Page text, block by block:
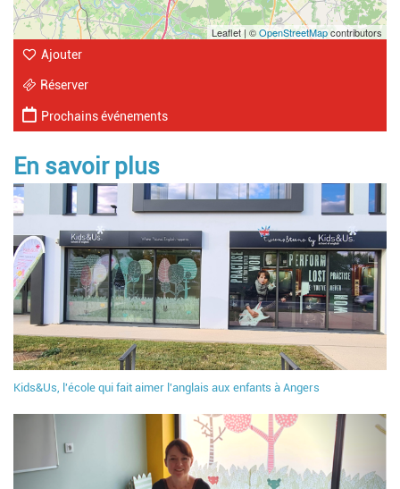
Leaflet | ©OpenStreetMapcontributors
Ajouter
Réserver
Prochains événements
En savoir plus
Kids&Us, l'école qui fait aimer l'anglais aux enfants à Angers